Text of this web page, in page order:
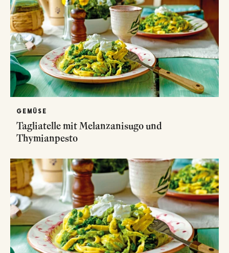
GEMÜSE
Tagliatelle mit Melanzanisugo und
Thymianpesto